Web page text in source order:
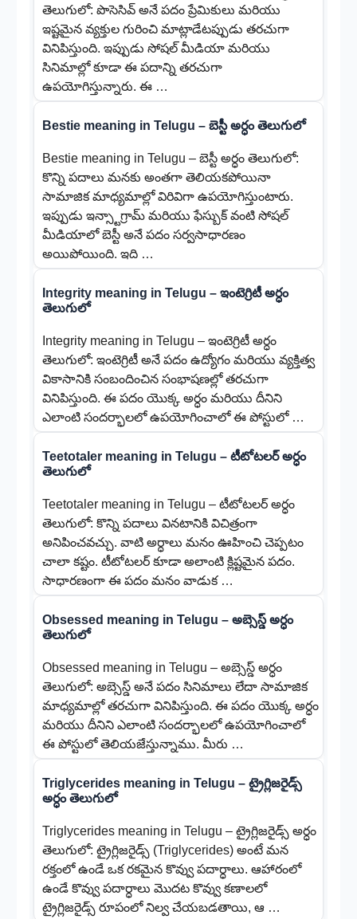
తెలుగులో: పొసెసివ్ అనే పదం ప్రేమికులు మరియు
ఇష్టమైన వ్యక్తుల గురించి మాట్లాడేటప్పుడు తరచుగా
వినిపిస్తుంది. ఇప్పుడు సోషల్ మీడియా మరియు
సినిమాల్లో కూడా ఈ పదాన్ని తరచుగా
ఉపయోగిస్తున్నారు. ఈ …
Bestie meaning in Telugu – బెస్టీ అర్ధం తెలుగులో
Bestie meaning in Telugu – బెస్టీ అర్ధం తెలుగులో:
కొన్ని పదాలు మనకు అంతగా తెలియకపోయినా
సామాజిక మాధ్యమాల్లో విరివిగా ఉపయోగిస్తుంటారు.
ఇప్పుడు ఇన్స్టాగ్రామ్ మరియు ఫేస్బుక్ వంటి సోషల్
మీడియాలో బెస్టీ అనే పదం సర్వసాధారణం
అయిపోయింది. ఇది …
Integrity meaning in Telugu – ఇంటెగ్రిటీ అర్ధం
తెలుగులో
Integrity meaning in Telugu – ఇంటెగ్రిటీ అర్ధం
తెలుగులో: ఇంటెగ్రిటీ అనే పదం ఉద్యోగం మరియు వ్యక్తిత్వ
వికాసానికి సంబందించిన సంభాషణల్లో తరచుగా
వినిపిస్తుంది. ఈ పదం యొక్క అర్ధం మరియు దీనిని
ఎలాంటి సందర్భాలలో ఉపయోగించాలో ఈ పోస్టులో …
Teetotaler meaning in Telugu – టీటోటలర్ అర్ధం
తెలుగులో
Teetotaler meaning in Telugu – టీటోటలర్ అర్ధం
తెలుగులో: కొన్ని పదాలు వినటానికి విచిత్రంగా
అనిపించవచ్చు. వాటి అర్ధాలు మనం ఊహించి చెప్పటం
చాలా కష్టం. టీటోటలర్ కూడా అలాంటి క్లిష్టమైన పదం.
సాధారణంగా ఈ పదం మనం వాడుక …
Obsessed meaning in Telugu – అబ్సెస్డ్ అర్ధం
తెలుగులో
Obsessed meaning in Telugu – అబ్సెస్డ్ అర్ధం
తెలుగులో: అబ్సెస్డ్ అనే పదం సినిమాలు లేదా సామాజిక
మాధ్యమాల్లో తరచుగా వినిపిస్తుంది. ఈ పదం యొక్క అర్ధం
మరియు దీనిని ఎలాంటి సందర్భాలలో ఉపయోగించాలో
ఈ పోస్టులో తెలియజేస్తున్నాము. మీరు …
Triglycerides meaning in Telugu – ట్రైగ్లిజరైడ్స్
అర్ధం తెలుగులో
Triglycerides meaning in Telugu – ట్రైగ్లిజరైడ్స్ అర్ధం
తెలుగులో: ట్రైగ్లిజరైడ్స్ (Triglycerides) అంటే మన
రక్తంలో ఉండే ఒక రకమైన కొవ్వు పదార్ధాలు. ఆహారంలో
ఉండే కొవ్వు పదార్ధాలు మొదట కొవ్వు కణాలలో
ట్రైగ్లిజరైడ్స్ రూపంలో నిల్వ చేయబడతాయి, ఆ …